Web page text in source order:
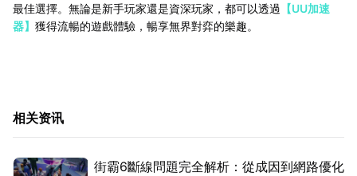
最佳選擇。無論是新手玩家還是資深玩家，都可以透過 【UU加速
器】 獲得流暢的遊戲體驗，暢享無界對弈的樂趣。
相关资讯
街霸6斷線問題完全解析：從成因到網路優化